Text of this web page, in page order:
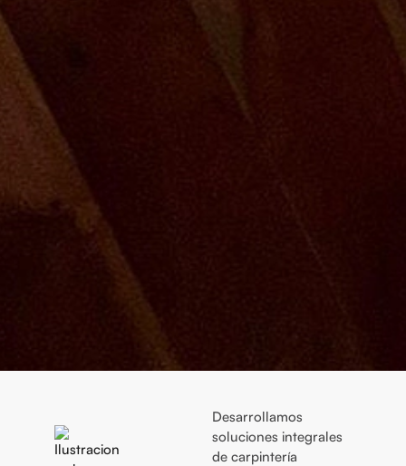
Desarrollamos
soluciones integrales
de carpintería